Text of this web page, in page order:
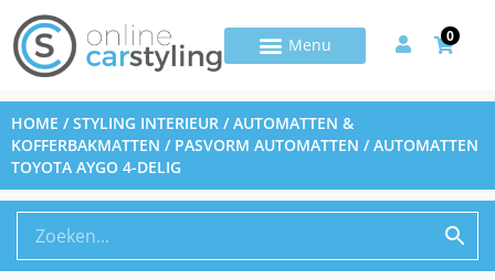
0
HOME /STYLING INTERIEUR /AUTOMATTEN &
KOFFERBAKMATTEN / PASVORM AUTOMATTEN / AUTOMATTEN
TOYOTA AYGO 4-DELIG